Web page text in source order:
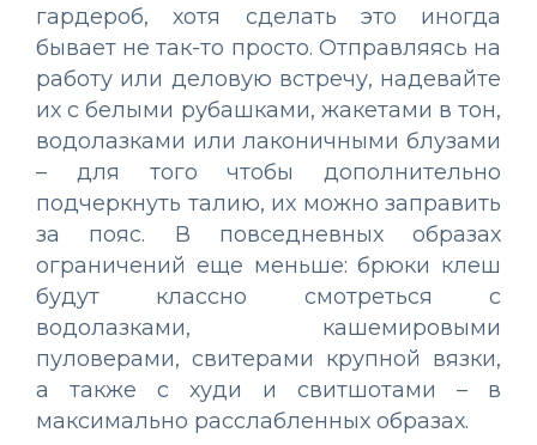
гардероб, хотя сделать это иногда
бывает не так-то просто. Отправляясь на
работу или деловую встречу, надевайте
их с белыми рубашками, жакетами в тон,
водолазками или лаконичными блузами
– для того чтобы дополнительно
подчеркнуть талию, их можно заправить
за пояс. В повседневных образах
ограничений еще меньше: брюки клеш
будут классно смотреться с
водолазками, кашемировыми
пуловерами, свитерами крупной вязки,
а также с худи и свитшотами – в
максимально расслабленных образах.